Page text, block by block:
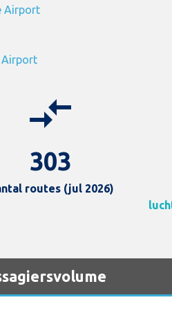
Airport
Airport
compare_arrows
303
routes (jul 2026)